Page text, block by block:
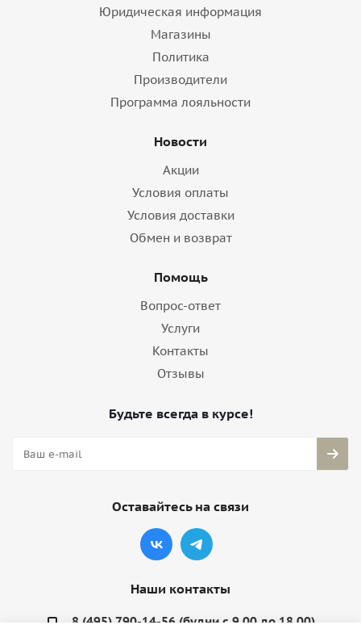
Юридическая информация
Магазины
Политика
Производители
Программа лояльности
Новости
Акции
Условия оплаты
Условия доставки
Обмен и возврат
Помощь
Вопрос-ответ
Услуги
Контакты
Отзывы
Будьте всегда в курсе!
Оставайтесь на связи
Наши контакты
8 (495) 790-14-56 (будни с 9.00 до 18.00)